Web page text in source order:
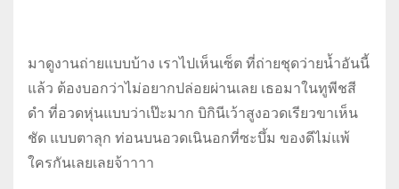
มาดูงานถ่ายแบบบ้าง เราไปเห็นเซ็ต ที่ถ่ายชุดว่ายน้ำอันนี้
แล้ว ต้องบอกว่าไม่อยากปล่อยผ่านเลย เธอมาในทูพีชสี
ดำ ที่อวดหุ่นแบบว่าเป๊ะมาก บิกินีเว้าสูงอวดเรียวขาเห็น
ชัด แบบตาลุก ท่อนบนอวดเนินอกที่ซะบึ้ม ของดีไม่แพ้
ใครกันเลยเลยจ้าาาา